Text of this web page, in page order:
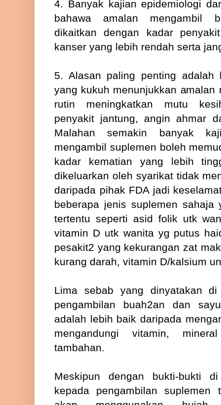
4. Banyak kajian epidemiologi
bahawa amalan mengambil
dikaitkan dengan kadar
kanser yang lebih rendah serta
5. Alasan paling penting
yang kukuh menunjukkan amalan
rutin meningkatkan mutu
penyakit jantung, angin ahmar
Malahan semakin banyak
mengambil suplemen boleh
kadar kematian yang lebih
dikeluarkan oleh syarikat tidak
daripada pihak FDA jadi
beberapa jenis suplemen sahaja
tertentu seperti asid folik utk
vitamin D utk wanita yg putus
pesakit2 yang kekurangan zat
kurang darah, vitamin D/kalsium
Lima sebab yang dinyatakan
pengambilan buah2an dan
adalah lebih baik daripada
mengandungi vitamin,
tambahan.
Meskipun dengan bukti-bukti
kepada pengambilan suplemen